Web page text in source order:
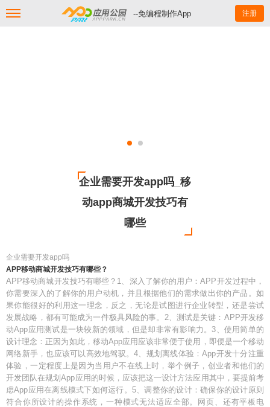
--免编程制作App 注册
企业需要开发app吗_移
动app商城开发技巧有
哪些
企业需要开发app吗
APP移动商城开发技巧有哪些？
APP移动商城开发技巧有哪些？1、深入了解你的用户：APP开发过程中，
你需要深入的了解你的用户动机，并且根据他们的需求做出你的产品。如
果你能很好的利用这一理念，反之，无论是试图进行企业转型，还是尝试
发展战略，都有可能成为一件极具风险的事。2、测试是关键：APP开发移
动App应用测试是一块较新的领域，但是却非常有影响力。3、使用简单的
设计理念：正因为如此，移动App应用应该非常便于使用，即便是一个移动
网络新手，也应该可以高效地驾驭。4、规划离线体验：App开发十分注重
体验，一定程度上是因为当用户不在线上时，举个例子，创业者和他们的
开发团队在规划App应用的时候，应该把这一设计方法应用其中，要提前考
虑App应用在离线模式下如何运行。5、调整你的设计：确保你的设计原则
符合你所设计的操作系统，一种模式无法适应全部。网页、还有平板电